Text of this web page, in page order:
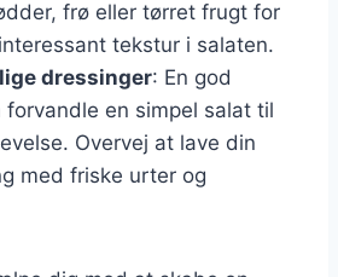
frø eller tørret frugt for
tekstur i salaten.
dressinger: En god
forvandle en simpel salat til
Overvej at lave din
med friske urter og